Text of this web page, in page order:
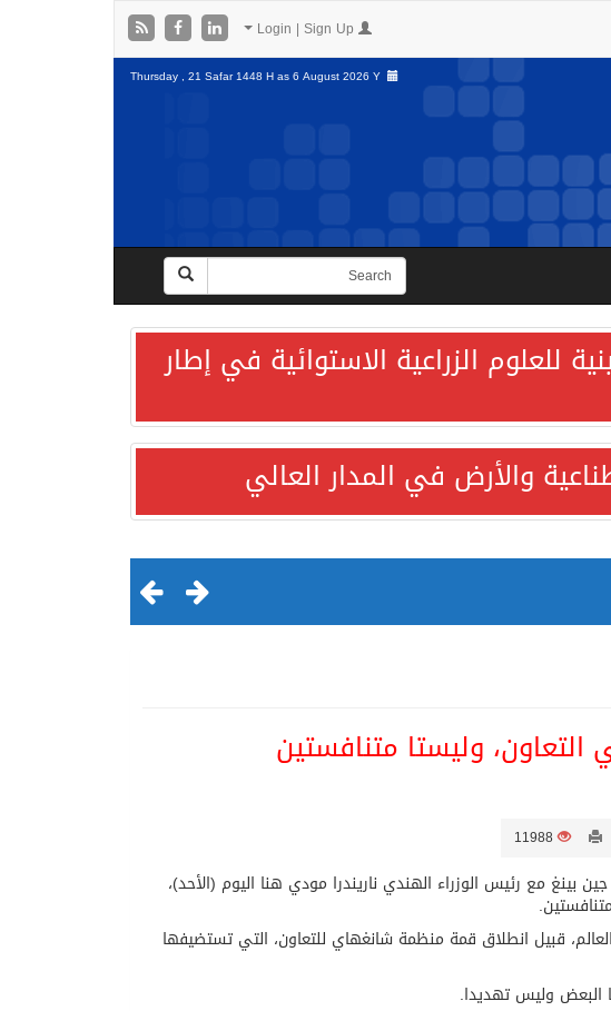
Thursday , 21 Safar 1448 H as6 August 2026 Y
للعلوم الزراعية الاستوائية في إطار
والأرض في المدار العالي
إلى القرن الثالث عشر الهجري
الطاقة
وليستا متنافستين
11988
الصيني شي جين بينغ مع رئيس الوزراء الهندي ناريندرا مودي هنا اليوم (الأحد)،
قبيل انطلاق قمة منظمة شانغهاي للتعاون، التي تستضيفها
البعض وليس تهديدا.